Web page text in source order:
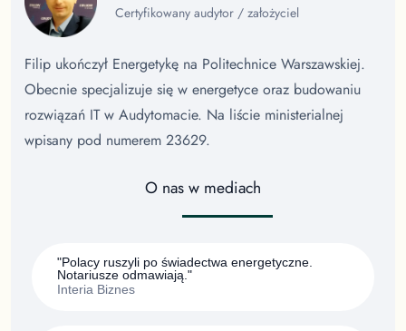
Certyfikowany audytor / założyciel
Filip ukończył Energetykę na Politechnice Warszawskiej.
Obecnie specjalizuje się w energetyce oraz budowaniu
rozwiązań IT w Audytomacie. Na liście ministerialnej
wpisany pod numerem 23629.
O nas w mediach
"Polacy ruszyli po świadectwa energetyczne.
Notariusze odmawiają."
Interia Biznes